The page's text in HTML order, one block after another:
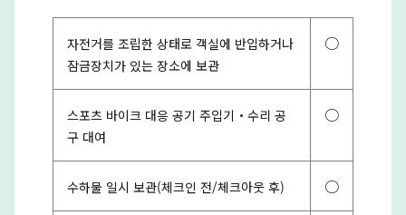
자전거를 조립한 상태로 객실에 반입하거나
잠금장치가 있는 장소에 보관
○
스포츠 바이크 대응 공기 주입기・수리 공
구 대여
○
수하물 일시 보관(체크인 전/체크아웃 후) ○